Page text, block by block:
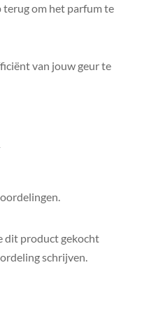
terug om het parfum te
van jouw geur te
dit product gekocht
schrijven.